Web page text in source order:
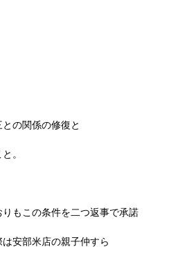
の関係の修復と
。
もこの条件を二つ返事で承諾
安部米店の親子仲すら